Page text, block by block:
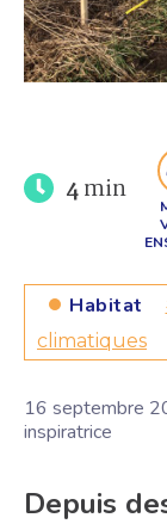
4min
Habitat
climatiques
16 septembre
inspiratrice
Depuis